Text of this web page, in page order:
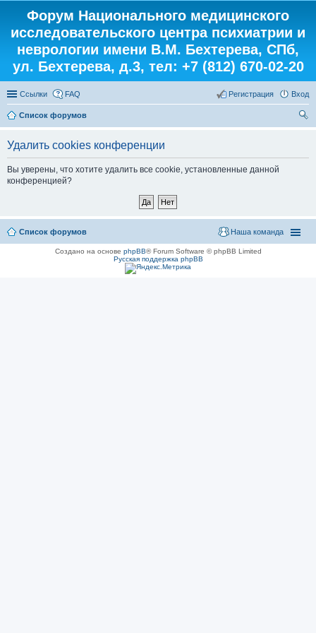
Форум Национального медицинского
исследовательского центра психиатрии и
неврологии имени В.М. Бехтерева, СПб,
ул. Бехтерева, д.3, тел: +7 (812) 670-02-20
Ссылки FAQ Вход
Регистрация
Список форумов
Удалить cookies конференции
Вы уверены, что хотите удалить все cookie, установленные данной
конференцией?
Список форумов Наша команда
Создано на основе phpBB® Forum Software © phpBB Limited
Русская поддержка phpBB